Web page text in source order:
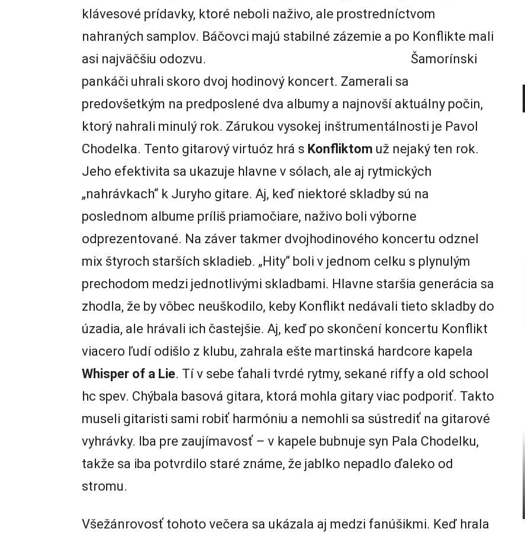
klávesové prídavky, ktoré neboli naživo, ale prostredníctvom
nahraných samplov. Báčovci majú stabilné zázemie a po Konflikte mali
asi najväčšiu odozvu. Šamorínski
pankáči uhrali skoro dvoj hodinový koncert. Zamerali sa
predovšetkým na predposlené dva albumy a najnovší aktuálny počin,
ktorý nahrali minulý rok. Zárukou vysokej inštrumentálnosti je Pavol
Chodelka. Tento gitarový virtuóz hrá s Konfliktom už nejaký ten rok.
Jeho efektivita sa ukazuje hlavne v sólach, ale aj rytmických
„nahrávkach“ k Juryho gitare. Aj, keď niektoré skladby sú na
poslednom albume príliš priamočiare, naživo boli výborne
odprezentované. Na záver takmer dvojhodinového koncertu odznel
mix štyroch starších skladieb. „Hity“ boli v jednom celku s plynulým
prechodom medzi jednotlivými skladbami. Hlavne staršia generácia sa
zhodla, že by vôbec neuškodilo, keby Konflikt nedávali tieto skladby do
úzadia, ale hrávali ich častejšie. Aj, keď po skončení koncertu Konflikt
viacero ľudí odišlo z klubu, zahrala ešte martinská hardcore kapela
Whisper of a Lie. Tí v sebe ťahali tvrdé rytmy, sekané riffy a old school
hc spev. Chýbala basová gitara, ktorá mohla gitary viac podporiť. Takto
museli gitaristi sami robiť harmóniu a nemohli sa sústrediť na gitarové
vyhrávky. Iba pre zaujímavosť – v kapele bubnuje syn Pala Chodelku,
takže sa iba potvrdilo staré známe, že jablko nepadlo ďaleko od
stromu.
Všežánrovosť tohoto večera sa ukázala aj medzi fanúšikmi. Keď hrala